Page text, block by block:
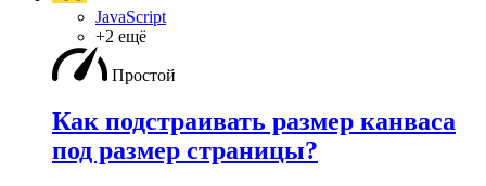
JavaScript
+2 ещё
Простой
Как подстраивать размер канваса
под размер страницы?